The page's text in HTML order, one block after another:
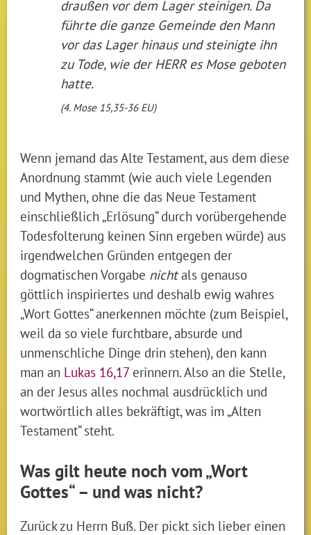
draußen vor dem Lager steinigen. Da
führte die ganze Gemeinde den Mann
vor das Lager hinaus und steinigte ihn
zu Tode, wie der HERR es Mose geboten
hatte.
(4. Mose 15,35-36 EU)
Wenn jemand das Alte Testament, aus dem diese
Anordnung stammt (wie auch viele Legenden
und Mythen, ohne die das Neue Testament
einschließlich „Erlösung“ durch vorübergehende
Todesfolterung keinen Sinn ergeben würde) aus
irgendwelchen Gründen entgegen der
dogmatischen Vorgabe nichtals genauso
göttlich inspiriertes und deshalb ewig wahres
„Wort Gottes“ anerkennen möchte (zum Beispiel,
weil da so viele furchtbare, absurde und
unmenschliche Dinge drin stehen), den kann
man an Lukas 16,17 erinnern. Also an die Stelle,
an der Jesus alles nochmal ausdrücklich und
wortwörtlich alles bekräftigt, was im „Alten
Testament“ steht.
Was gilt heute noch vom „Wort
Gottes“ – und was nicht?
Zurück zu Herrn Buß. Der pickt sich lieber einen